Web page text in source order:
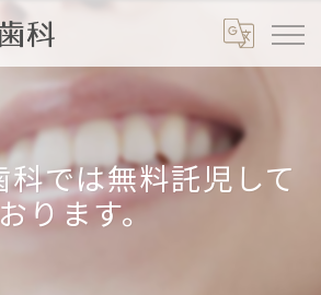
科では無料託児して
おります。